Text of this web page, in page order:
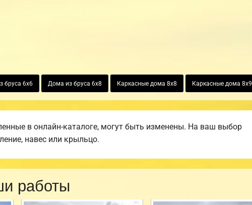
бруса 6х6 Дома из бруса 6х8 Каркасные дома 8х8 Каркасные дома 8х9
в онлайн-каталоге, могут быть изменены. На ваш выбор
навес или крыльцо.
работы